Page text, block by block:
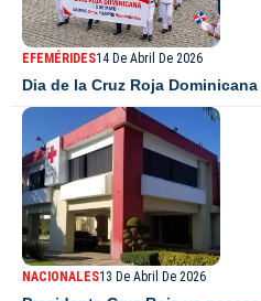
EFEMÉRIDES14 De Abril De 2026
Dia de la Cruz Roja Dominicana
NACIONALES13 De Abril De 2026